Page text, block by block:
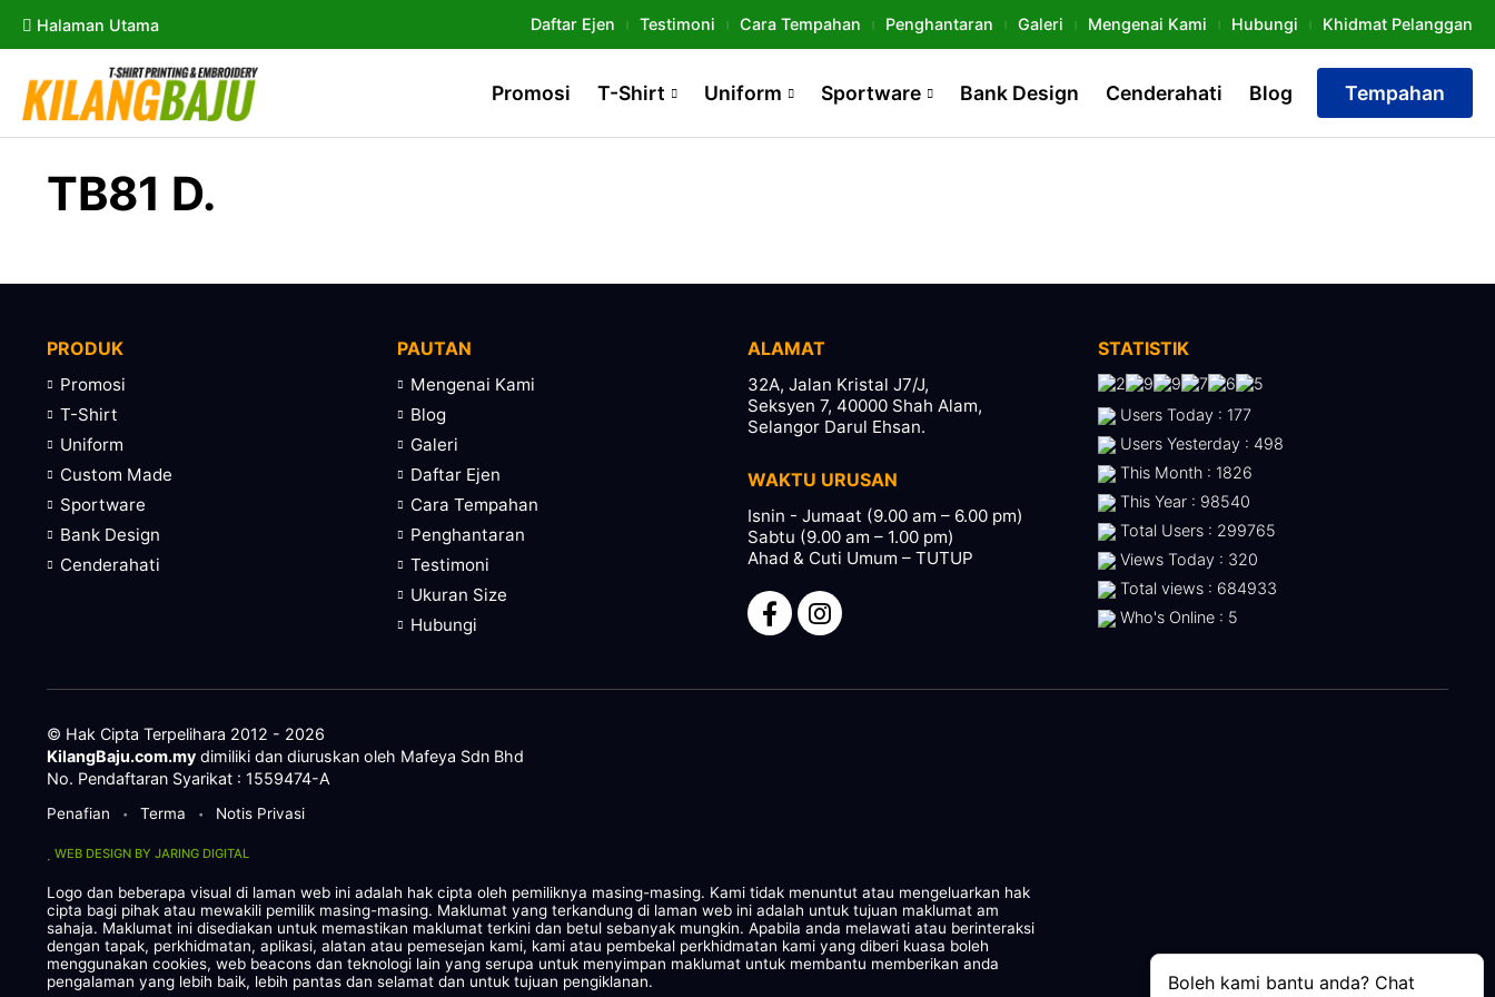
Halaman Utama Daftar Ejen Testimoni Cara Tempahan Penghantaran Galeri Mengenai Kami Hubungi Khidmat Pelanggan
Promosi T-Shirt Uniform Sportware Bank Design Cenderahati Blog Tempahan
TB81 D.
PRODUK
Promosi
T-Shirt
Uniform
Custom Made
Sportware
Bank Design
Cenderahati
PAUTAN
Mengenai Kami
Blog
Galeri
Daftar Ejen
Cara Tempahan
Penghantaran
Testimoni
Ukuran Size
Hubungi
ALAMAT
32A, Jalan Kristal J7/J,
Seksyen 7, 40000 Shah Alam,
Selangor Darul Ehsan.
WAKTU URUSAN
Isnin - Jumaat (9.00 am – 6.00 pm)
Sabtu (9.00 am – 1.00 pm)
Ahad & Cuti Umum – TUTUP
STATISTIK
Users Today : 177
Users Yesterday : 498
This Month : 1826
This Year : 98540
Total Users : 299765
Views Today : 320
Total views : 684933
Who's Online : 5
© Hak Cipta Terpelihara 2012 - 2026
KilangBaju.com.my dimiliki dan diuruskan oleh Mafeya Sdn Bhd
No. Pendaftaran Syarikat : 1559474-A
Penafian • Terma • Notis Privasi
WEB DESIGN BY JARING DIGITAL
Logo dan beberapa visual di laman web ini adalah hak cipta oleh pemiliknya masing-masing. Kami tidak menuntut atau mengeluarkan hak
cipta bagi pihak atau mewakili pemilik masing-masing. Maklumat yang terkandung di laman web ini adalah untuk tujuan maklumat am
sahaja. Maklumat ini disediakan untuk memastikan maklumat terkini dan betul sebanyak mungkin. Apabila anda melawati atau berinteraksi
dengan tapak, perkhidmatan, aplikasi, alatan atau pemesejan kami, kami atau pembekal perkhidmatan kami yang diberi kuasa boleh
menggunakan cookies, web beacons dan teknologi lain yang serupa untuk menyimpan maklumat untuk membantu memberikan anda
pengalaman yang lebih baik, lebih pantas dan selamat dan untuk tujuan pengiklanan.
Boleh kami bantu anda? Chat